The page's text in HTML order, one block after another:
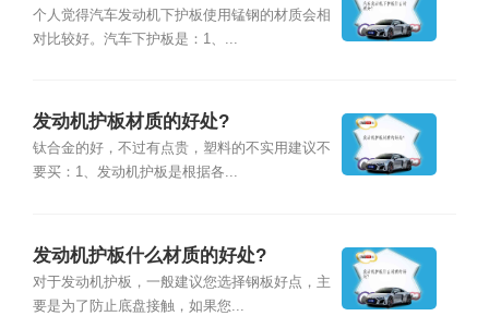
个人觉得汽车发动机下护板使用锰钢的材质会相
对比较好。汽车下护板是：1、...
发动机护板材质的好处?
钛合金的好，不过有点贵，塑料的不实用建议不
要买：1、发动机护板是根据各...
发动机护板什么材质的好处?
对于发动机护板，一般建议您选择钢板好点，主
要是为了防止底盘接触，如果您...